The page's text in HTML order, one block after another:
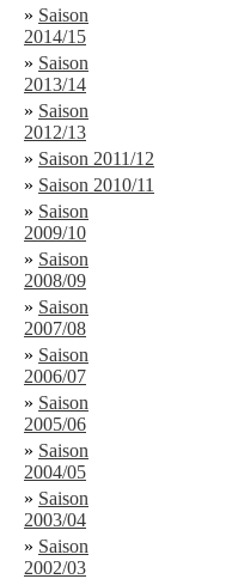
» Saison
2014/15
» Saison
2013/14
» Saison
2012/13
» Saison 2011/12
» Saison 2010/11
» Saison
2009/10
» Saison
2008/09
» Saison
2007/08
» Saison
2006/07
» Saison
2005/06
» Saison
2004/05
» Saison
2003/04
» Saison
2002/03